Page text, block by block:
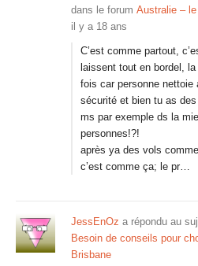
dans le forum Australie –
il y a 18 ans
C’est comme partout,
laissent tout en bordel,
fois car personne nettoie
sécurité et bien tu as
ms par exemple ds la
personnes!?!
après ya des vols
c’est comme ça; le pr…
JessEnOz a répondu au
Besoin de conseils pour
Brisbane